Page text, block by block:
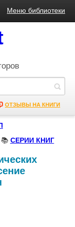
Меню библиотеки
ОТЗЫВЫ НА КНИГИ
СЕРИИ КНИГ